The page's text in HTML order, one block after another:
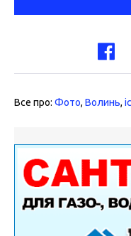
Все про: Фото, Волинь,